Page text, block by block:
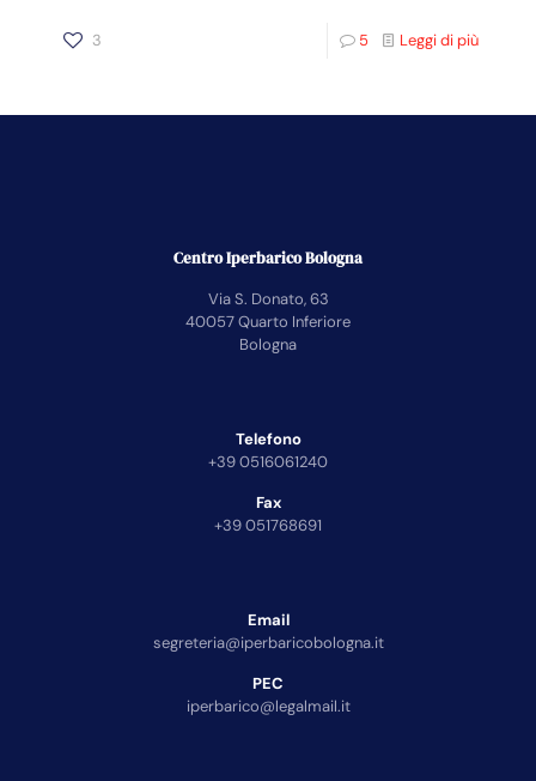
3 5 Leggi di più
Centro Iperbarico Bologna
Via S. Donato, 63
40057 Quarto Inferiore
Bologna
Telefono
+39 0516061240
Fax
+39 051768691
Email
segreteria@iperbaricobologna.it
PEC
iperbarico@legalmail.it